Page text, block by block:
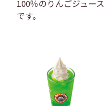
100％のりんごジュース
です。